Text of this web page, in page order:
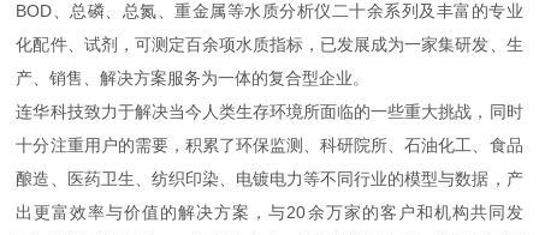
BOD、总磷、总氮、重金属等水质分析仪二十余系列及丰富的专业
化配件、试剂，可测定百余项水质指标，已发展成为一家集研发、生
产、销售、解决方案服务为一体的复合型企业。
连华科技致力于解决当今人类生存环境所面临的一些重大挑战，同时
十分注重用户的需要，积累了环保监测、科研院所、石油化工、食品
酿造、医药卫生、纺织印染、电镀电力等不同行业的模型与数据，产
出更富效率与价值的解决方案，与20余万家的客户和机构共同发